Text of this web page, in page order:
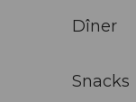
Dîner
Snacks